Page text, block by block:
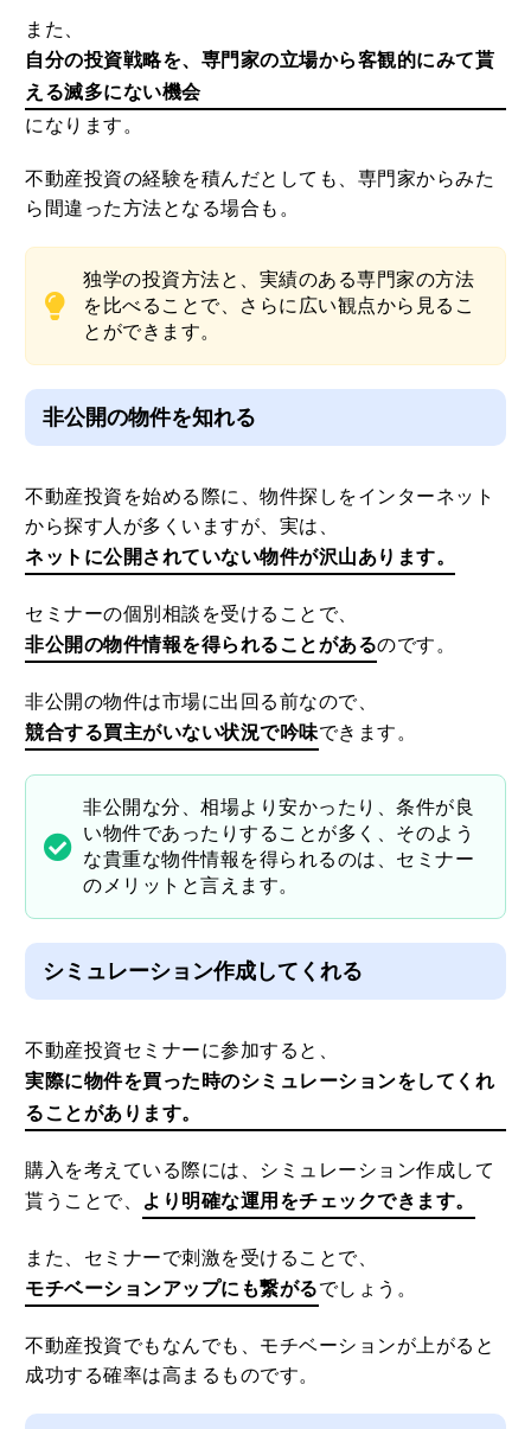
また、
自分の投資戦略を、専門家の立場から客観的にみて貰
える滅多にない機会
になります。
不動産投資の経験を積んだとしても、専門家からみた
ら間違った方法となる場合も。
独学の投資方法と、実績のある専門家の方法
を比べることで、さらに広い観点から見るこ
とができます。
非公開の物件を知れる
不動産投資を始める際に、物件探しをインターネット
から探す人が多くいますが、実は、
ネットに公開されていない物件が沢山あります。
セミナーの個別相談を受けることで、
非公開の物件情報を得られることがあるのです。
非公開の物件は市場に出回る前なので、
競合する買主がいない状況で吟味できます。
非公開な分、相場より安かったり、条件が良
い物件であったりすることが多く、そのよう
な貴重な物件情報を得られるのは、セミナー
のメリットと言えます。
シミュレーション作成してくれる
不動産投資セミナーに参加すると、
実際に物件を買った時のシミュレーションをしてくれ
ることがあります。
購入を考えている際には、シミュレーション作成して
貰うことで、
より明確な運用をチェックできます。
また、セミナーで刺激を受けることで、
モチベーションアップにも繋がるでしょう。
不動産投資でもなんでも、モチベーションが上がると
成功する確率は高まるものです。